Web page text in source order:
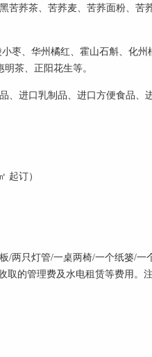
苦荞茶、苦荞麦、苦荞面粉、苦
枣、华州橘红、霍山石斛、化
茶、正阳花生等。
、进口乳制品、进口方便食品、
起订）
/两只灯管/一桌两椅/一个纸篓/一
取的管理费及水电租赁等费用。